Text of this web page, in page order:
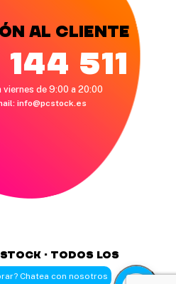
al cliente
511
viernes de 9:00 a 20:00
info@pcstock.es
· Todos los
reservados
Chatea con nosotros